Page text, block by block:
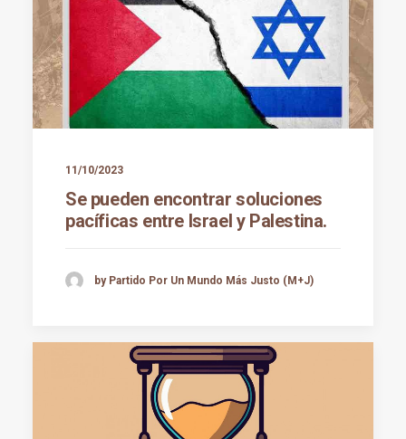
11/10/2023
Se pueden encontrar soluciones
pacíficas entre Israel y Palestina.
by Partido Por Un Mundo Más Justo (M+J)